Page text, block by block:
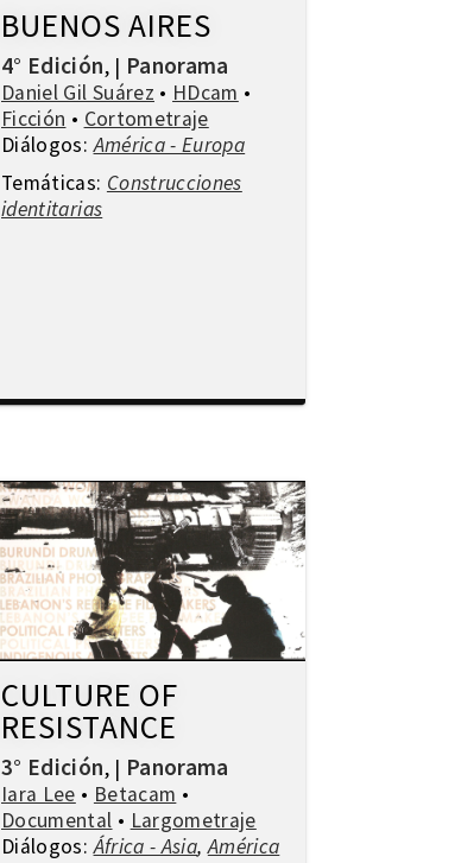
BUENOS AIRES
4° Edición, | Panorama
Daniel Gil Suárez • HDcam •
Ficción • Cortometraje
Diálogos:América - Europa
Temáticas: Construcciones
identitarias
CULTURE OF
RESISTANCE
3° Edición, | Panorama
Iara Lee • Betacam •
Documental • Largometraje
Diálogos:África - Asia,América